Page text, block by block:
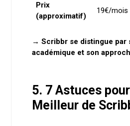
Prix
(approximatif)
19€/mois
→ Scribbr se distingue par
académique et son
5. 7 Astuces
Meilleur de